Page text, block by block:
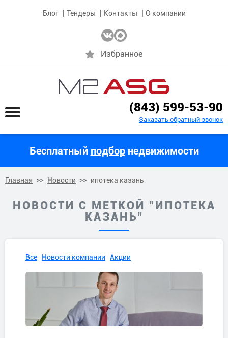
Блог Тендеры Контакты О компании
Избранное
(843) 599-53-90
Заказать обратный звонок
Бесплатный подборнедвижимости
Главная Новости ипотека казань
НОВОСТИ С МЕТКОЙ "ИПОТЕКА
КАЗАНЬ"
Все Новости компании Акции